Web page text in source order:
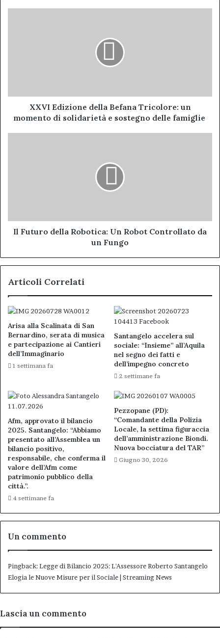
solidarietà
sostegno
XXVI Edizione della Befana Tricolore: un
momento di solidarietà e sostegno delle famiglie
un
Fungo
Il Futuro della Robotica: Un Robot Controllato da
un Fungo
Articoli Correlati
Arisa alla Scalinata di San
Bernardino, serata di musica
e partecipazione ai Cantieri
dell’Immaginario
1 settimana fa
Santangelo accelera sul
sociale: “Insieme” all’Aquila
nel segno dei fatti e
dell’impegno concreto
2 settimane fa
Afm, approvato il bilancio
2025. Santangelo: “Abbiamo
presentato all’Assemblea un
bilancio positivo,
responsabile, che conferma il
valore dell’Afm come
patrimonio pubblico della
città.”.
4 settimane fa
Pezzopane (PD):
“Comandante della Polizia
Locale, la settima figuraccia
dell’amministrazione Biondi.
Nuova bocciatura del TAR”
Giugno 30, 2026
Un commento
Pingback:Legge di Bilancio 2025: L'Assessore Roberto Santangelo
Elogia le Nuove Misure per il Sociale | Streaming News
Lascia un commento